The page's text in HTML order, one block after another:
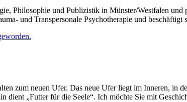
Philosophie und Publizistik in Münster/Westfalen
und Transpersonale Psychotherapie und
zum neuen Ufer. Das neue Ufer liegt im Inneren, in
dient „Futter für die Seele“. Ich möchte Sie mit